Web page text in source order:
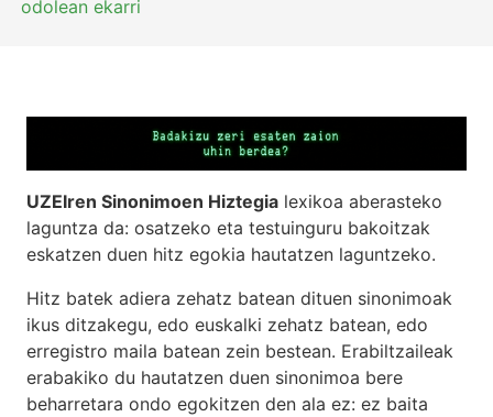
odolean ekarri
UZEIren Sinonimoen Hiztegia lexikoa aberasteko
laguntza da: osatzeko eta testuinguru bakoitzak
eskatzen duen hitz egokia hautatzen laguntzeko.
Hitz batek adiera zehatz batean dituen sinonimoak
ikus ditzakegu, edo euskalki zehatz batean, edo
erregistro maila batean zein bestean. Erabiltzaileak
erabakiko du hautatzen duen sinonimoa bere
beharretara ondo egokitzen den ala ez: ez baita